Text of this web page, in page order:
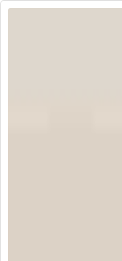
disponibilidad.